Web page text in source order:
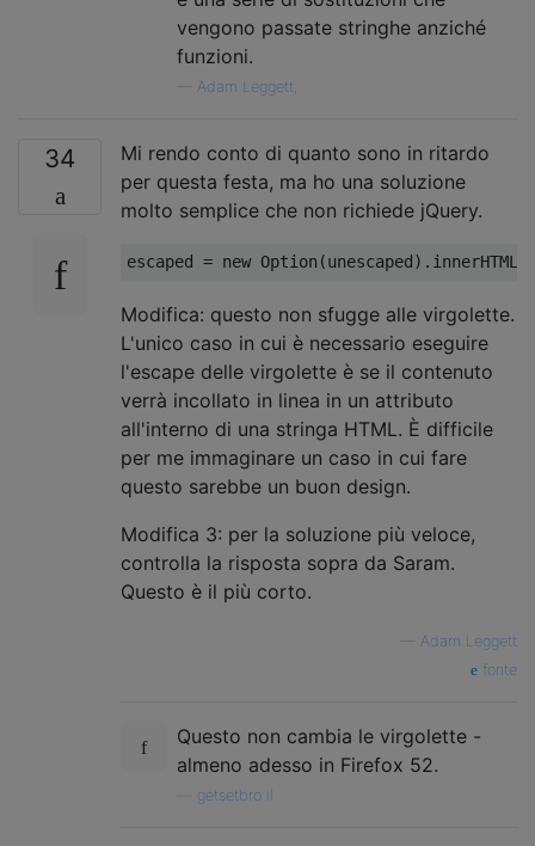
vengono passate stringhe anziché
funzioni.
Adam Leggett,
34
Mi rendo conto di quanto sono in ritardo
per questa festa, ma ho una soluzione
molto semplice che non richiede jQuery.
escaped = new Option (unescaped). innerHTML
Modifica: questo non sfugge alle virgolette.
L'unico caso in cui è necessario eseguire
l'escape delle virgolette è se il contenuto
verrà incollato in linea in un attributo
all'interno di una stringa HTML. È difficile
per me immaginare un caso in cui fare
questo sarebbe un buon design.
Modifica 3: per la soluzione più veloce,
controlla la risposta sopra da Saram.
Questo è il più corto.
Adam Leggett
fonte
Questo non cambia le virgolette -
almeno adesso in Firefox 52.
getsetbro il